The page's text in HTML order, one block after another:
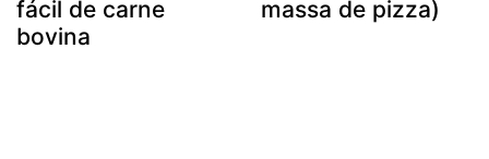
fácil de carne
bovina
massa de pizza)